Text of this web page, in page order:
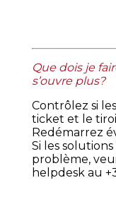
Que dois je
s’ouvre plus?
Contrôlez si
ticket et le
Redémarrez
Si les
problème,
helpdesk au